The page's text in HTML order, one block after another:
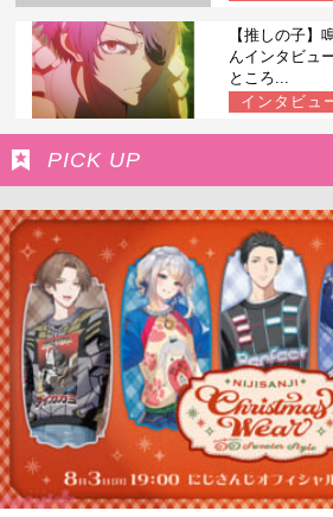
【推しの子】
んインタビュ
ところ...
インタビュ
PICK UP